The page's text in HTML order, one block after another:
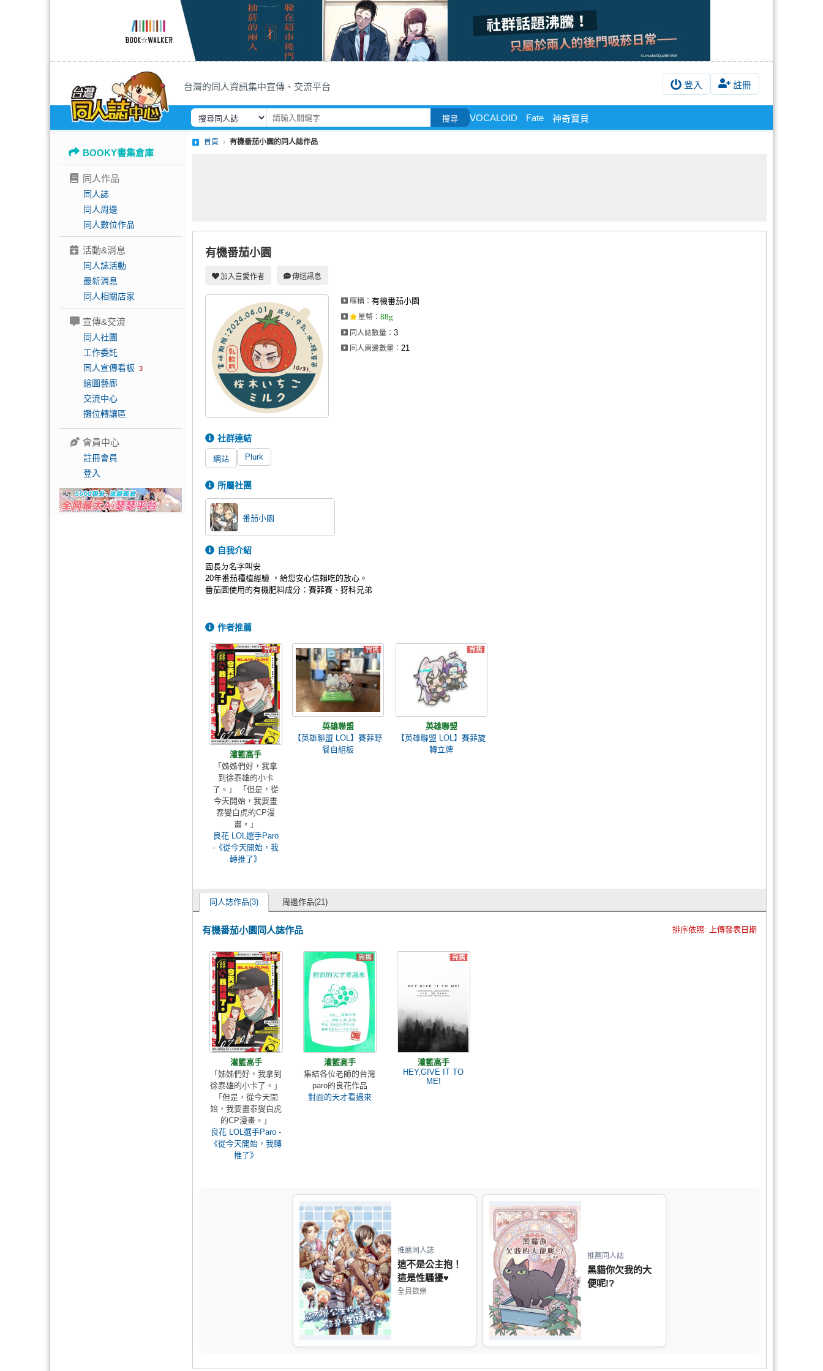
台灣的同人資訊集中宣傳、交流平台 登入 註冊
搜尋 VOCALOID Fate 神奇寶貝
BOOKY書集倉庫
同人作品
同人誌
同人周邊
同人數位作品
活動&消息
同人誌活動
最新消息
同人相關店家
宣傳&交流
同人社團
工作委託
同人宣傳看板 3
繪圖藝廊
交流中心
攤位轉讓區
會員中心
註冊會員
登入
首頁 有機番茄小園的同人誌作品
有機番茄小園
加入喜愛作者 傳送訊息
暱稱： 有機番茄小園
星幣 ： 88g
同人誌數量： 3
同人周邊數量： 21
社群連結
網站 Plurk
所屬社團
番茄小園
自我介紹
園長ㄉ名字叫安
20年番茄種植經驗 ，給您安心信賴吃的放心。
番茄園使用的有機肥料成分：賽菲賽、犽科兄弟
作者推薦
灌籃高手
「姊姊們好，我拿
到徐泰雄的小卡
了。」 「但是，從
今天開始，我要畫
泰燮白虎的CP漫
畫。」
良花 LOL選手Paro
-《從今天開始，我
轉推了》
英雄聯盟
【英雄聯盟 LOL】賽菲野
餐自組板
英雄聯盟
【英雄聯盟 LOL】賽菲旋
轉立牌
同人誌作品(3) 周邊作品(21)
有機番茄小園同人誌作品 排序依照: 上傳發表日期
灌籃高手
「姊姊們好，我拿到
徐泰雄的小卡了。」
「但是，從今天開
始，我要畫泰燮白虎
的CP漫畫。」
良花 LOL選手Paro -
《從今天開始，我轉
推了》
灌籃高手
集結各位老師的台灣
paro的良花作品
對面的天才看過來
灌籃高手
HEY,GIVE IT TO
ME!
推薦同人誌
這不是公主抱！
這是性騷擾♥
全員歡樂
推薦同人誌
黑貓你欠我的大
便呢!?